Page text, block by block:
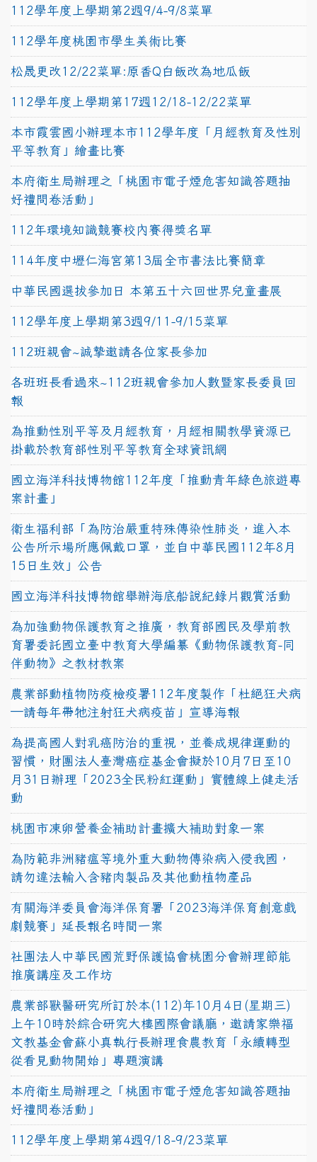
112學年度上學期第2週9/4-9/8菜單
112學年度桃園市學生美術比賽
松晟更改12/22菜單:原香Q白飯改為地瓜飯
112學年度上學期第17週12/18-12/22菜單
本市霞雲國小辦理本市112學年度「月經教育及性別
平等教育」繪畫比賽
本府衛生局辦理之「桃園市電子煙危害知識答題抽
好禮問卷活動」
112年環境知識競賽校內賽得獎名單
114年度中壢仁海宮第13屆全市書法比賽簡章
中華民國選拔參加日 本第五十六回世界兒童畫展
112學年度上學期第3週9/11-9/15菜單
112班親會~誠摯邀請各位家長參加
各班班長看過來~112班親會參加人數暨家長委員回
報
為推動性別平等及月經教育，月經相關教學資源已
掛載於教育部性別平等教育全球資訊網
國立海洋科技博物館112年度「推動青年綠色旅遊專
案計畫」
衛生福利部「為防治嚴重特殊傳染性肺炎，進入本
公告所示場所應佩戴口罩，並自中華民國112年8月
15日生效」公告
國立海洋科技博物館舉辦海底船說紀錄片觀賞活動
為加強動物保護教育之推廣，教育部國民及學前教
育署委託國立臺中教育大學編纂《動物保護教育-同
伴動物》之教材教案
農業部動植物防疫檢疫署112年度製作「杜絕狂犬病
—請每年帶牠注射狂犬病疫苗」宣導海報
為提高國人對乳癌防治的重視，並養成規律運動的
習慣，財團法人臺灣癌症基金會擬於10月7日至10
月31日辦理「2023全民粉紅運動」實體線上健走活
動
桃園市凍卵營養金補助計畫擴大補助對象一案
為防範非洲豬瘟等境外重大動物傳染病入侵我國，
請勿違法輸入含豬肉製品及其他動植物產品
有關海洋委員會海洋保育署「2023海洋保育創意戲
劇競賽」延長報名時間一案
社團法人中華民國荒野保護協會桃園分會辦理節能
推廣講座及工作坊
農業部獸醫研究所訂於本(112)年10月4日(星期三)
上午10時於綜合研究大樓國際會議廳，邀請家樂福
文教基金會蘇小真執行長辦理食農教育「永續轉型
從看見動物開始」專題演講
本府衛生局辦理之「桃園市電子煙危害知識答題抽
好禮問卷活動」
112學年度上學期第4週9/18-9/23菜單